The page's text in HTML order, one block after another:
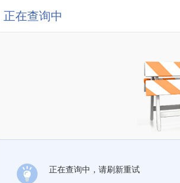
正在查询中
正在查询中，请刷新重试